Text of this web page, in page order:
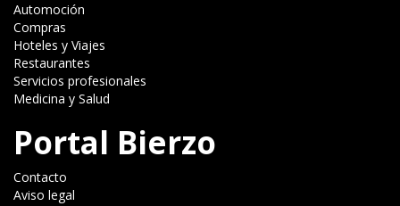
Automoción
Compras
Hoteles y Viajes
Restaurantes
Servicios profesionales
Medicina y Salud
Portal Bierzo
Contacto
Aviso legal